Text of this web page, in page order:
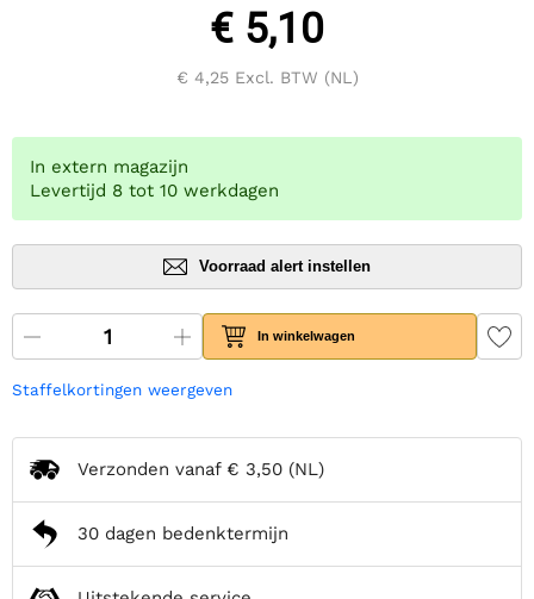
€ 5,10
€ 4,25Excl. BTW (NL)
In extern magazijn
Levertijd 8 tot 10 werkdagen
Voorraad alert instellen
In winkelwagen
Staffelkortingen weergeven
Verzonden vanaf € 3,50 (NL)
30 dagen bedenktermijn